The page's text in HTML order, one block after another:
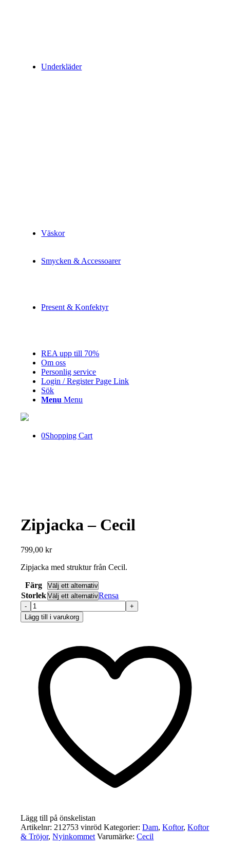
Underkläder
Väskor
Smycken & Accessoarer
Present & Konfektyr
REA upp till 70%
Om oss
Personlig service
Login / Register Page Link
Sök
Menu Menu
0Shopping Cart
Zipjacka – Cecil
799,00kr
Zipjacka med struktur från Cecil.
Färg
Storlek
Rensa
Zipjacka
-
Cecil
Lägg till i varukorg
Lägg till på önskelistan
Artikelnr: 212753 vinröd Kategorier:Dam,Koftor,Koftor
& Tröjor,Nyinkommet Varumärke:Cecil